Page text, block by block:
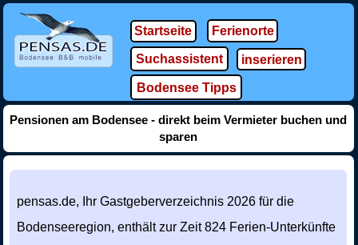
Startseite Ferienorte
Suchassistent inserieren
Bodensee Tipps
Pensionen am Bodensee - direkt beim Vermieter buchen und
sparen
pensas.de, Ihr Gastgeberverzeichnis 2026 für die
Bodenseeregion, enthält zur Zeit 824 Ferien-Unterkünfte